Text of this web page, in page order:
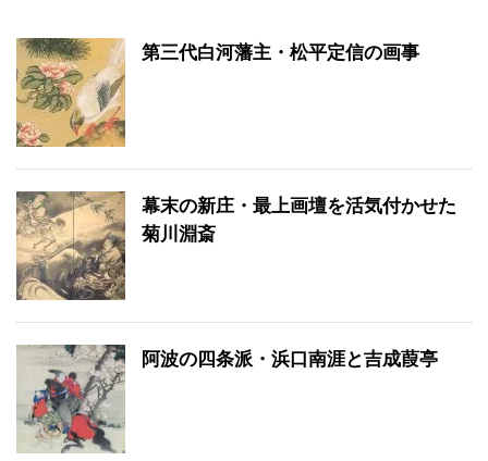
第三代白河藩主・松平定信の画事
幕末の新庄・最上画壇を活気付かせた
菊川淵斎
阿波の四条派・浜口南涯と吉成葭亭